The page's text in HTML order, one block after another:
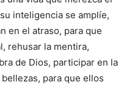
inteligencia se amplíe,
en el atraso, para que
rehusar la mentira,
de Dios, participar en la
para que ellos